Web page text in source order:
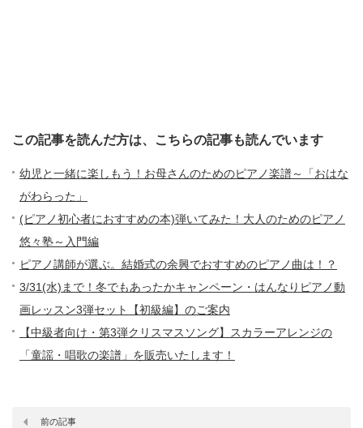
この記事を読んだ方は、こちらの記事も読んでいます
幼児と一緒に楽しもう！お母さんのためのピアノ楽譜～「おはな
がわらった」
(ピアノ初心者におすすめの本)弾いてみた！大人のためのピアノ
悠々塾～入門編
ピアノ講師が選ぶ。結婚式の余興でおすすめのピアノ曲は！？
3/31(水)まで！冬でもあったかキャンペーン・はんなりピアノ動
画レッスン3弾セット【初級編】のご案内
【中級者向け・第3弾クリスマスソング】スカラーアレンジの
「童謡・唱歌の楽譜」を販売いたします！
前の記事